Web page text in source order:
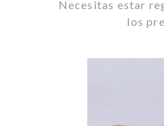
Necesitas estar
los